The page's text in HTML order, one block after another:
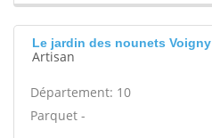
Le jardin des nounets Voigny
Artisan
Département: 10
Parquet -